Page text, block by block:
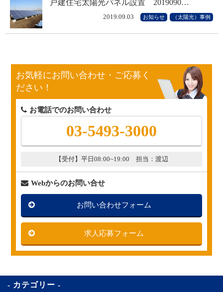
戸建住宅太陽光パネル設置 2019090…
2019.09.03 お知らせ （太陽光）事例
お気軽にお問い合わせ・ご応募く
ださい！
お電話でのお問い合わせ
03-5493-3000
【受付】平日08:00~19:00 担当：渡辺
Webからのお問い合せ
お問い合わせフォーム
求人応募フォーム
カテゴリー